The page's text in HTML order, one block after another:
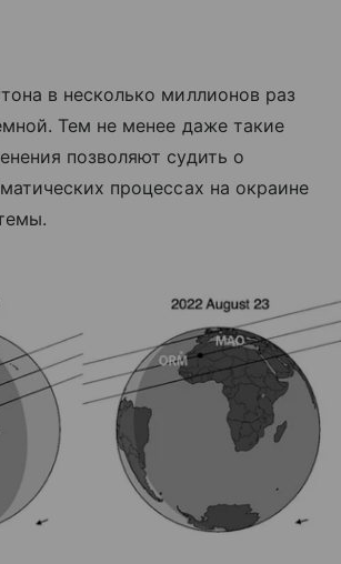
в несколько миллионов раз
Тем не менее даже такие
позволяют судить о
процессах на окраине